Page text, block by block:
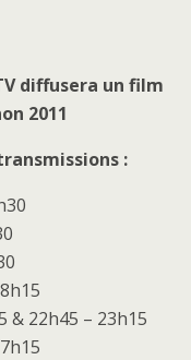
diffusera un film
2011
:
& 22h45 – 23h15